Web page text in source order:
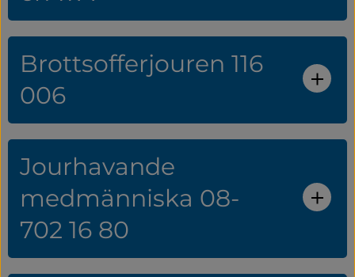
Brottsofferjouren 116
006
Jourhavande
medmänniska 08-
702 16 80